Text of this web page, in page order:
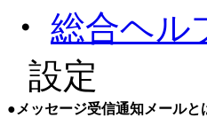
・ 総合ヘル
設定
● メッセージ受信通知メールと